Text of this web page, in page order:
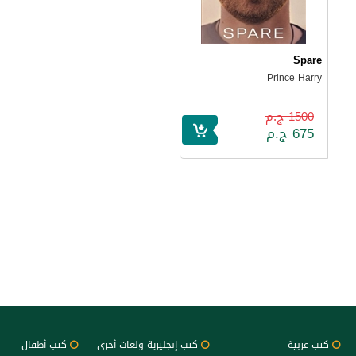
Spare
Prince Harry
1500 ج.م
675 ج.م
كتب عربية كتب إنجليزية ولغات أخرى كتب أطفال